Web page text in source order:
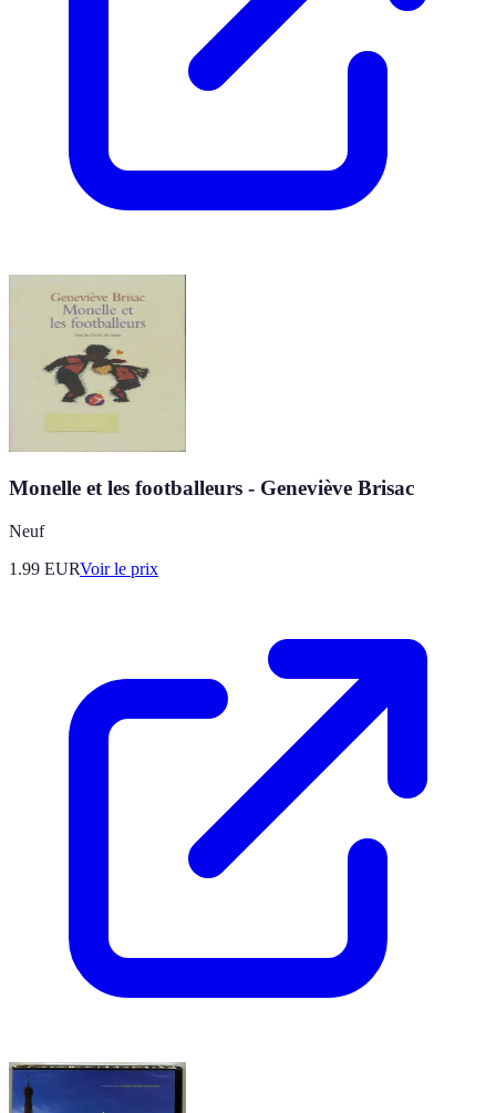
Monelle et les footballeurs - Geneviève Brisac
Neuf
1.99 EURVoir le prix